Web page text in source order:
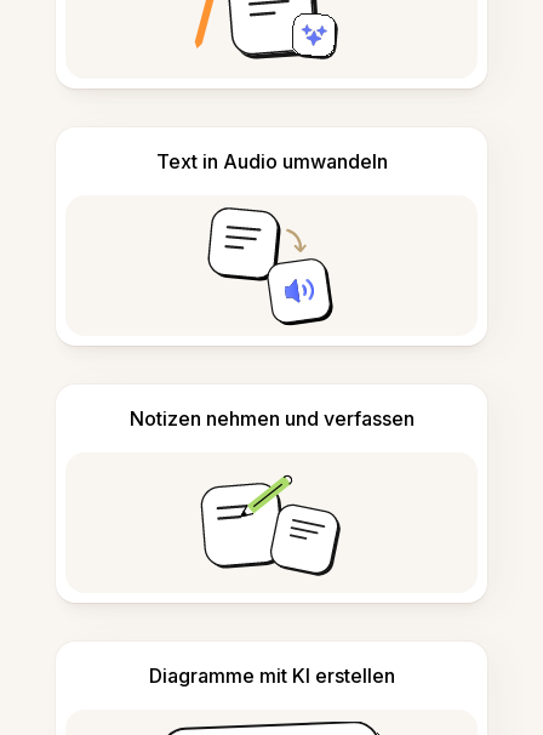
Text in Audio umwandeln
Notizen nehmen und verfassen
Diagramme mit KI erstellen